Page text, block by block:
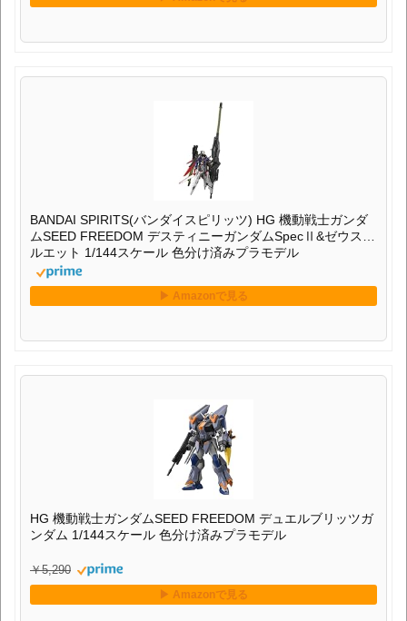
BANDAI SPIRITS(バンダイスピリッツ) HG 機動戦士ガンダ
ムSEED FREEDOM デスティニーガンダムSpecⅡ&ゼウスシ
ルエット 1/144スケール 色分け済みプラモデル
HG 機動戦士ガンダムSEED FREEDOM デュエルブリッツガ
ンダム 1/144スケール 色分け済みプラモデル
￥5,290